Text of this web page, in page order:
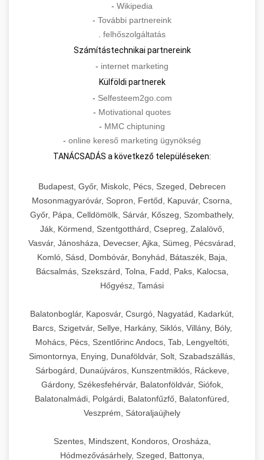
- Wikipedia
- További partnereink
. felhőszolgáltatás
Számítástechnikai partnereink
- internet marketing
Külföldi partnerek
- Selfesteem2go.com
- Motivational quotes
- MMC chiptuning
- online kereső marketing ügynökség
TANÁCSADÁS a következő településeken:
Budapest, Győr, Miskolc, Pécs, Szeged, Debrecen
Mosonmagyaróvár, Sopron, Fertőd, Kapuvár, Csorna,
Győr, Pápa, Celldömölk, Sárvár, Kőszeg, Szombathely,
Ják, Körmend, Szentgotthárd, Csepreg, Zalalövő,
Vasvár, Jánosháza, Devecser, Ajka, Sümeg, Pécsvárad,
Komló, Sásd, Dombóvár, Bonyhád, Bátaszék, Baja,
Bácsalmás, Szekszárd, Tolna, Fadd, Paks, Kalocsa,
Hőgyész, Tamási
Balatonboglár, Kaposvár, Csurgó, Nagyatád, Kadarkút,
Barcs, Szigetvár, Sellye, Harkány, Siklós, Villány, Bóly,
Mohács, Pécs, Szentlőrinc Andocs, Tab, Lengyeltóti,
Simontornya, Enying, Dunaföldvár, Solt, Szabadszállás,
Sárbogárd, Dunaújváros, Kunszentmiklós, Ráckeve,
Gárdony, Székesfehérvár, Balatonföldvár, Siófok,
Balatonalmádi, Polgárdi, Balatonfűzfő, Balatonfüred,
Veszprém, Sátoraljaújhely
Szentes, Mindszent, Kondoros, Orosháza,
Hódmezővásárhely, Szeged, Battonya,